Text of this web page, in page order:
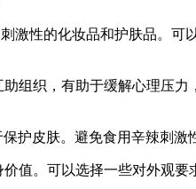
激性的化妆品和护肤品。可
组织，有助于缓解心理压
护皮肤。避免食用辛辣刺激
值。可以选择一些对外观